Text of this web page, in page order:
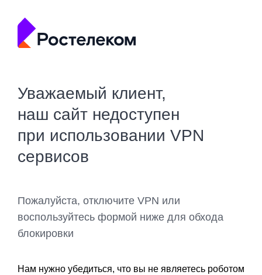
Уважаемый клиент,
наш сайт недоступен
при использовании VPN
сервисов
Пожалуйста, отключите VPN или
воспользуйтесь формой ниже для обхода
блокировки
Нам нужно убедиться, что вы не являетесь роботом